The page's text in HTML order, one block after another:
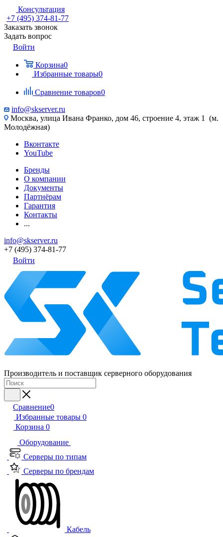
Консультация
+7 (495) 374-81-77
Заказать звонок
Задать вопрос
Войти
Корзина0
Избранные товары0
Сравнение товаров0
info@skserver.ru
Москва, улица Ивана Франко, дом 46, строение 4, этаж 1 (м.
Молодёжная)
Вконтакте
YouTube
Бренды
О компании
Документы
Партнёрам
Гарантия
Контакты
...
info@skserver.ru
+7 (495) 374-81-77
Войти
Производитель и поставщик серверного оборудования
Сравнение0
Избранные товары 0
Корзина 0
Оборудование
Серверы по типам
Серверы по брендам
Кабель